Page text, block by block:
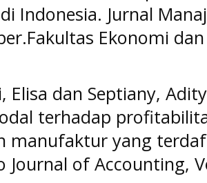
Indonesia. Jurnal
Ekonomi
Elisa dan Septiany,
terhadap
manufaktur yang
Journal of Accounting,